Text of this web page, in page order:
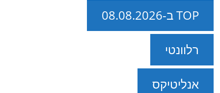
TOP ב-08.08.2026
רלוונטי
אנליטיקס